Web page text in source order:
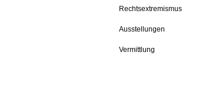
Rechtsextremismus
Ausstellungen
Vermittlung